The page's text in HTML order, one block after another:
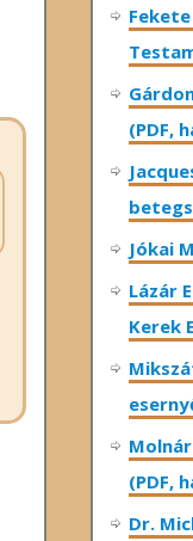
(PDF,
Jókai
Lázár
Kerek
(PDF,
Dr.